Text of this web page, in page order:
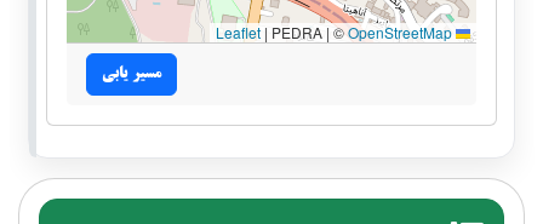
| PEDRA | ©OpenStreetMap
مسیر یابی